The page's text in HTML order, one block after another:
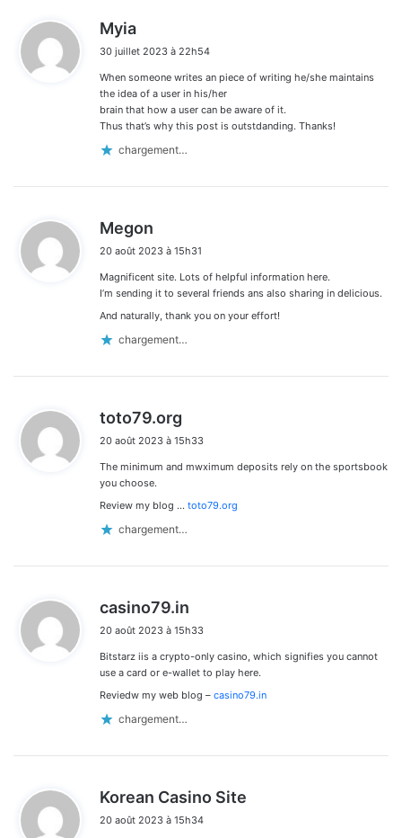
Myia
t
:
30 juillet 2023 à 22h54
When someone writes an piece of writing he/she maintains
the idea of a user in his/her
brain that how a user can be aware of it.
Thus that’s why this post is outstdanding. Thanks!
chargement…
Megon
t
:
20 août 2023 à 15h31
Magnificent site. Lots of helpful information here.
I’m sending it to several friends ans also sharing in delicious.
And naturally, thank you on your effort!
chargement…
toto79.org
t
20 août 2023 à 15h33
The minimum and mwximum deposits rely on the sportsbook
you choose.
Review my blog … toto79.org
chargement…
casino79.in
t
:
20 août 2023 à 15h33
Bitstarz iis a crypto-only casino, which signifies you cannot
use a card or e-wallet to play here.
Reviedw my web blog – casino79.in
chargement…
Korean Casino Site
20 août 2023 à 15h34